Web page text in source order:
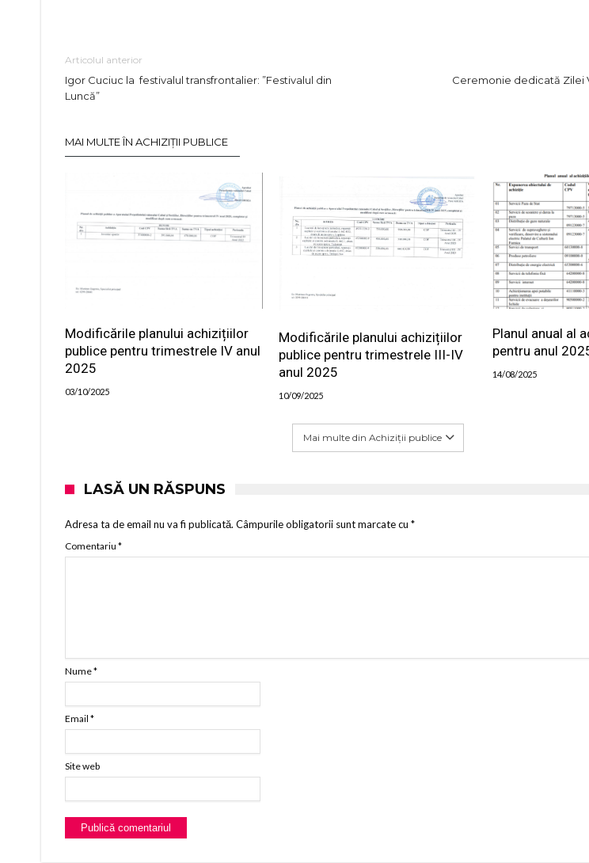
Articolul anterior
Igor Cuciuc la festivalul transfrontalier: ”Festivalul din
Luncă”
Ceremonie dedicată Zilei
MAI MULTE ÎN ACHIZIȚII PUBLICE
Modificările planului achizițiilor
publice pentru trimestrele IV anul
2025
03/10/2025
Modificările planului achizițiilor
publice pentru trimestrele III-IV
anul 2025
10/09/2025
Planul anual al
pentru anul
14/08/2025
Mai multe din Achiziții publice
LASĂ UN RĂSPUNS
Adresa ta de email nu va fi publicată. Câmpurile obligatorii sunt marcate cu *
Comentariu *
Nume*
Email *
Site web